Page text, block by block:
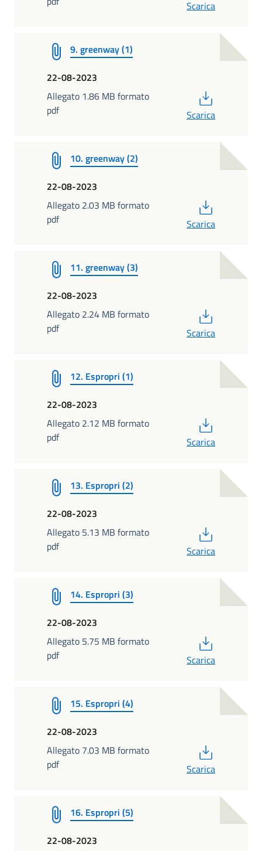
Scarica
9. greenway (1)
22-08-2023
Allegato 1.86 MB formato
pdf
Scarica
10. greenway (2)
22-08-2023
Allegato 2.03 MB formato
pdf
Scarica
11. greenway (3)
22-08-2023
Allegato 2.24 MB formato
pdf
Scarica
12. Espropri (1)
22-08-2023
Allegato 2.12 MB formato
pdf
Scarica
13. Espropri (2)
22-08-2023
Allegato 5.13 MB formato
pdf
Scarica
14. Espropri (3)
22-08-2023
Allegato 5.75 MB formato
pdf
Scarica
15. Espropri (4)
22-08-2023
Allegato 7.03 MB formato
pdf
Scarica
16. Espropri (5)
22-08-2023